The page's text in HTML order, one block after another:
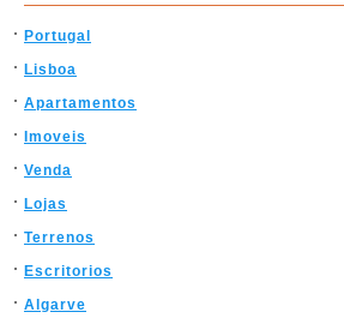
Portugal
Lisboa
Apartamentos
Imoveis
Venda
Lojas
Terrenos
Escritorios
Algarve